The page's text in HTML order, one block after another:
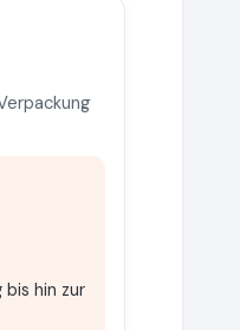
hin zur